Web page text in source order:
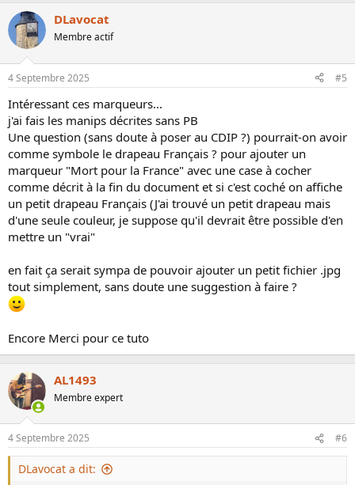
DLavocat
Membre actif
4 Septembre 2025 #5
Intéressant ces marqueurs...
j'ai fais les manips décrites sans PB
Une question (sans doute à poser au CDIP ?) pourrait-on avoir
comme symbole le drapeau Français ? pour ajouter un
marqueur "Mort pour la France" avec une case à cocher
comme décrit à la fin du document et si c'est coché on affiche
un petit drapeau Français (J'ai trouvé un petit drapeau mais
d'une seule couleur, je suppose qu'il devrait être possible d'en
mettre un "vrai"
en fait ça serait sympa de pouvoir ajouter un petit fichier .jpg
tout simplement, sans doute une suggestion à faire ?
Encore Merci pour ce tuto
AL1493
Membre expert
4 Septembre 2025 #6
DLavocat a dit: